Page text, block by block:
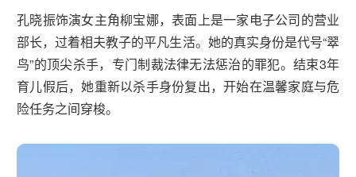
孔晓振饰演女主角柳宝娜，表面上是一家电子公司的营业
部长，过着相夫教子的平凡生活。她的真实身份是代号“翠
鸟”的顶尖杀手，专门制裁法律无法惩治的罪犯。结束3年
育儿假后，她重新以杀手身份复出，开始在温馨家庭与危
险任务之间穿梭。